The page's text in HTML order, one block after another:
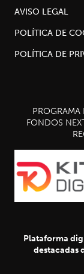
AVISO LEGAL
POLÍTICA DE
POLÍTICA DE
FONDOS
Plataforma
destacadas